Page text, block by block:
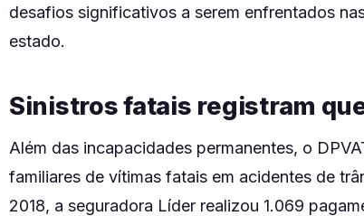
desafios significativos a serem enfrentados
estado.
Sinistros fatais registram
Além das incapacidades permanentes, o
familiares de vítimas fatais em acidentes de
2018, a seguradora Líder realizou 1.069